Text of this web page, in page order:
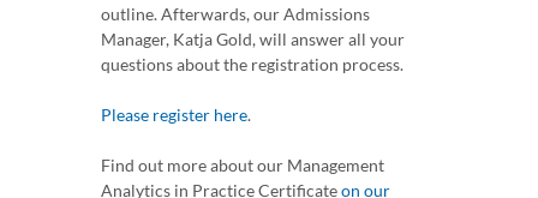
outline. Afterwards, our Admissions
Manager, Katja Gold, will answer all your
questions about the registration process.
Please register here.
Find out more about our Management
Analytics in Practice Certificateon our